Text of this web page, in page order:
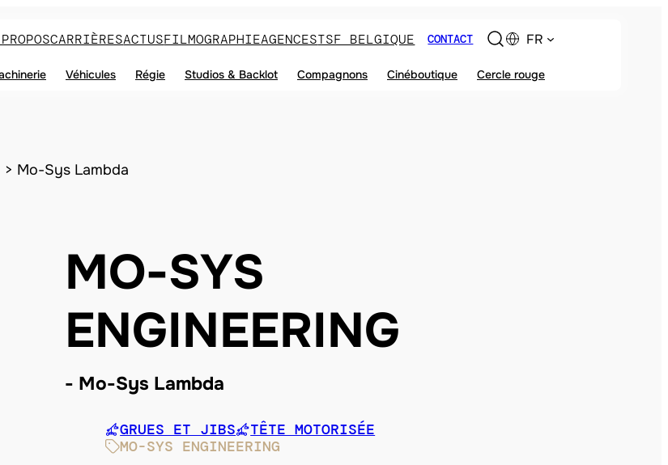
CARRIÈRESACTUSFILMOGRAPHIEAGENCESTSF BELGIQUE CONTACT FR
Véhicules Régie Studios & Backlot Compagnons Cinéboutique Cercle rouge
Mo-Sys Lambda
MO-SYS
ENGINEERING
Mo-Sys Lambda
GRUES ET JIBS
TÊTE MOTORISÉE
MO-SYS ENGINEERING